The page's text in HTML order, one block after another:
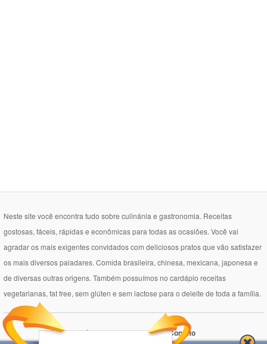
Neste site você encontra tudo sobre culinánia e gastronomia. Receitas
gostosas, fáceis, rápidas e econômicas para todas as ocasiões. Você vai
agradar os mais exigentes convidados com deliciosos pratos que vão satisfazer
os mais diversos paladares. Comida brasileira, chinesa, mexicana, japonesa e
de diversas outras origens. Também possuímos no cardápio receitas
vegetarianas, fat free, sem glúten e sem lactose para o deleite de toda a família.
Política de Privacidade Contato